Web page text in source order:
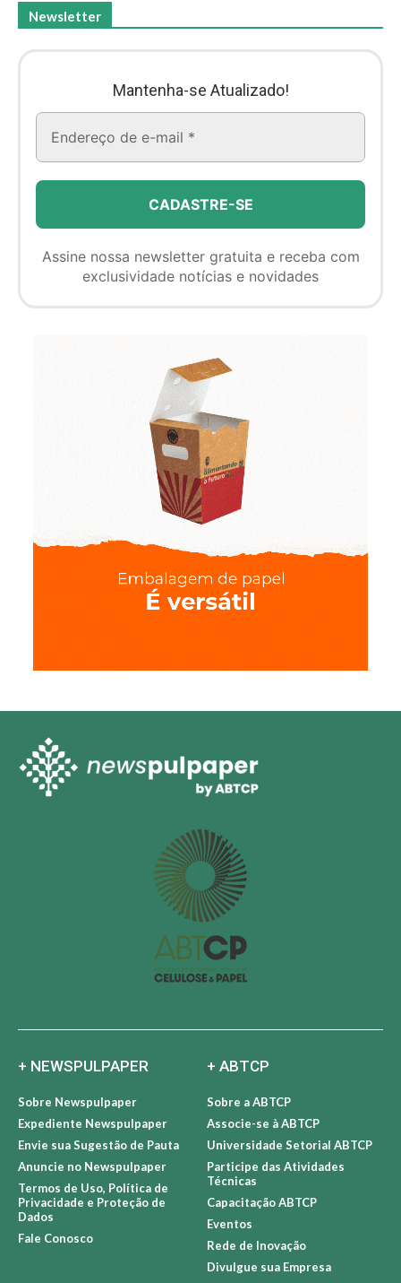
Newsletter
Mantenha-se Atualizado!
Assine nossa newsletter gratuita e receba com
exclusividade notícias e novidades
+ NEWSPULPAPER
Sobre Newspulpaper
Expediente Newspulpaper
Envie sua Sugestão de Pauta
Anuncie no Newspulpaper
Termos de Uso, Política de
Privacidade e Proteção de
Dados
Fale Conosco
+ ABTCP
Sobre a ABTCP
Associe-se à ABTCP
Universidade Setorial ABTCP
Participe das Atividades
Técnicas
Capacitação ABTCP
Eventos
Rede de Inovação
Divulgue sua Empresa